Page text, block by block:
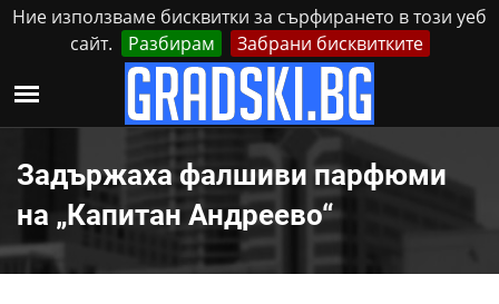
Ние използваме бисквитки за сърфирането в този уеб
сайт.
Разбирам Забрани бисквитките
Събота, 8 Август, 2026 Реклама Контакти
Задържаха фалшиви парфюми
на „Капитан Андреево“